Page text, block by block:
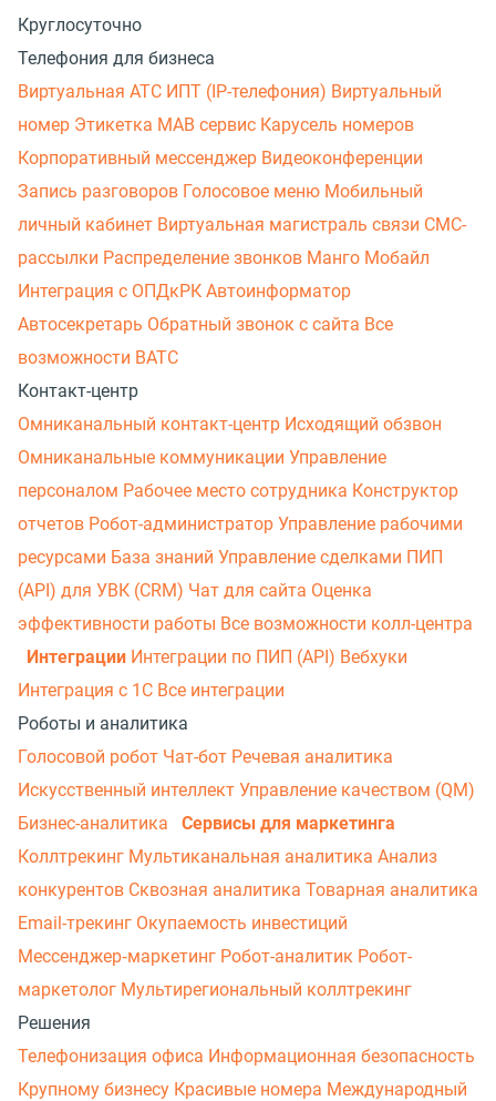
Круглосуточно
Телефония для бизнеса
Виртуальная АТС ИПТ (IP-телефония) Виртуальный
номер Этикетка МАВ сервис Карусель номеров
Корпоративный мессенджер Видеоконференции
Запись разговоров Голосовое меню Мобильный
личный кабинет Виртуальная магистраль связи СМС-
рассылки Распределение звонков Манго Мобайл
Интеграция с ОПДкРК Автоинформатор
Автосекретарь Обратный звонок с сайта Все
возможности ВАТС
Контакт-центр
Омниканальный контакт-центр Исходящий обзвон
Омниканальные коммуникации Управление
персоналом Рабочее место сотрудника Конструктор
отчетов Робот-администратор Управление рабочими
ресурсами База знаний Управление сделками ПИП
(API) для УВК (CRM) Чат для сайта Оценка
эффективности работы Все возможности колл-центра
Интеграции Интеграции по ПИП (API) Вебхуки
Интеграция с 1С Все интеграции
Роботы и аналитика
Голосовой робот Чат-бот Речевая аналитика
Искусственный интеллект Управление качеством (QM)
Бизнес-аналитика
Сервисы для маркетинга
Коллтрекинг Мультиканальная аналитика Анализ
конкурентов Сквозная аналитика Товарная аналитика
Email-трекинг Окупаемость инвестиций
Мессенджер‑маркетинг Робот-аналитик Робот-
маркетолог Мультирегиональный коллтрекинг
Решения
Телефонизация офиса Информационная безопасность
Крупному бизнесу Красивые номера Международный